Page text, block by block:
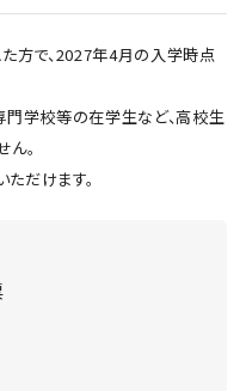
方で、2027年4月の入学時点
門学校等の在学生など、高校生
。
だけます。